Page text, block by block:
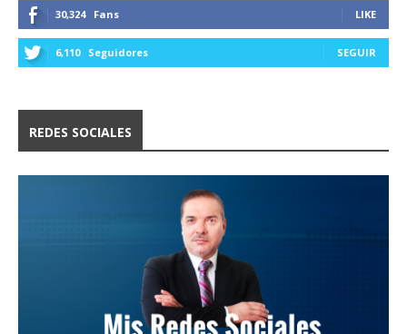
30,324 Fans LIKE
6,110 Seguidores SEGUIR
REDES SOCIALES